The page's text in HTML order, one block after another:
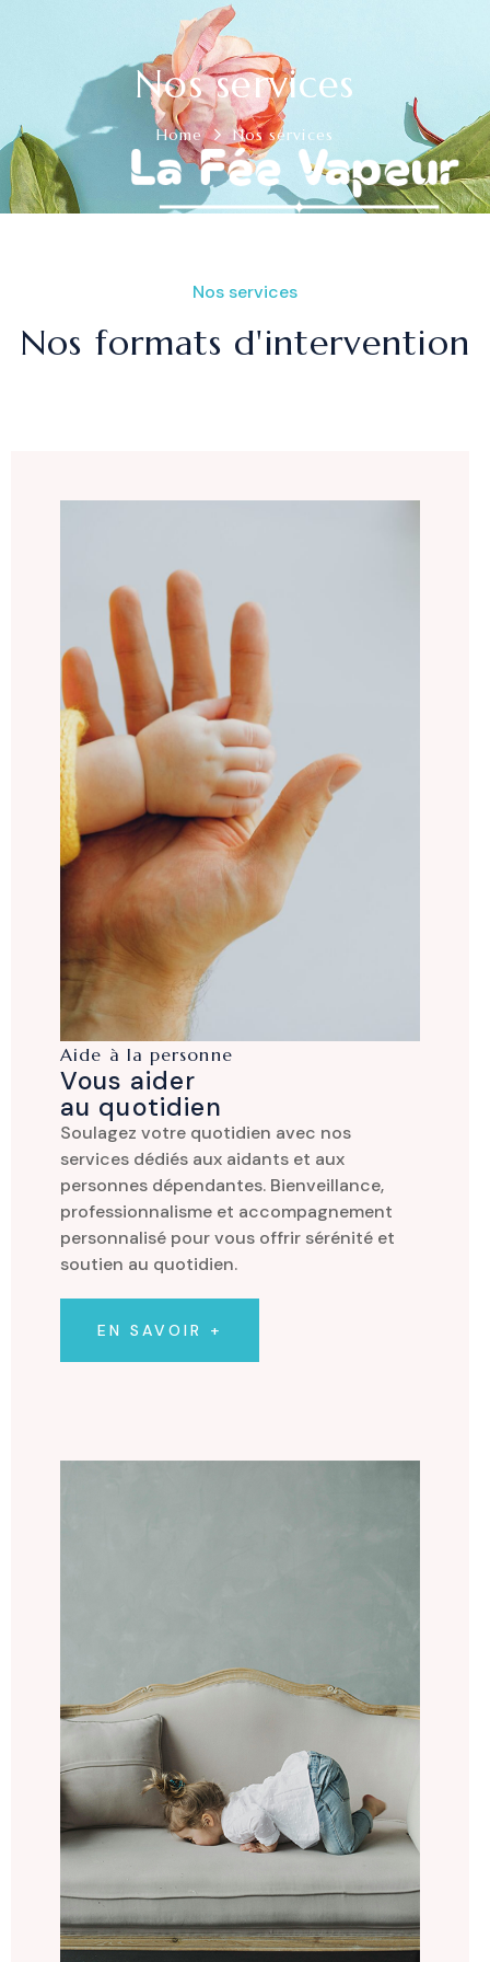
Nos services
Home Nos services
Nos formats d'intervention
Nos services
Aide à la personne
Vous aider
au quotidien
Soulagez votre quotidien avec nos
services dédiés aux aidants et aux
personnes dépendantes. Bienveillance,
professionnalisme et accompagnement
personnalisé pour vous offrir sérénité et
soutien au quotidien.
EN SAVOIR +